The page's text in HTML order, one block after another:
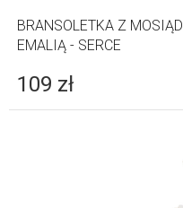
BRANSOLETKA Z
EMALIĄ - SERCE
109 zł